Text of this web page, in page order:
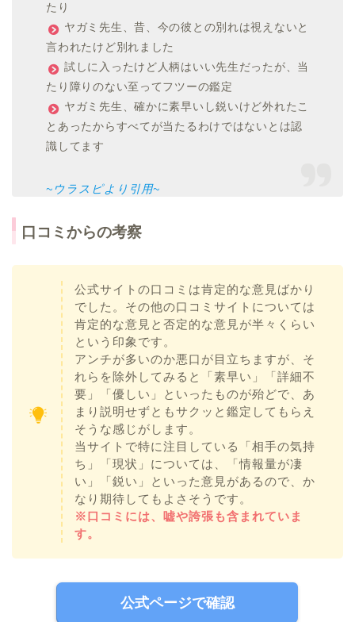
たり
ヤガミ先生、昔、今の彼との別れは視えないと
言われたけど別れました
試しに入ったけど人柄はいい先生だったが、当
たり障りのない至ってフツーの鑑定
ヤガミ先生、確かに素早いし鋭いけど外れたこ
とあったからすべてが当たるわけではないとは認
識してます
~ウラスピより引用~
口コミからの考察
公式サイトの口コミは肯定的な意見ばかり
でした。その他の口コミサイトについては
肯定的な意見と否定的な意見が半々くらい
という印象です。
アンチが多いのか悪口が目立ちますが、そ
れらを除外してみると「素早い」「詳細不
要」「優しい」といったものが殆どで、あ
まり説明せずともサクッと鑑定してもらえ
そうな感じがします。
当サイトで特に注目している「相手の気持
ち」「現状」については、「情報量が凄
い」「鋭い」といった意見があるので、か
なり期待してもよさそうです。
※口コミには、嘘や誇張も含まれていま
す。
公式ページで確認